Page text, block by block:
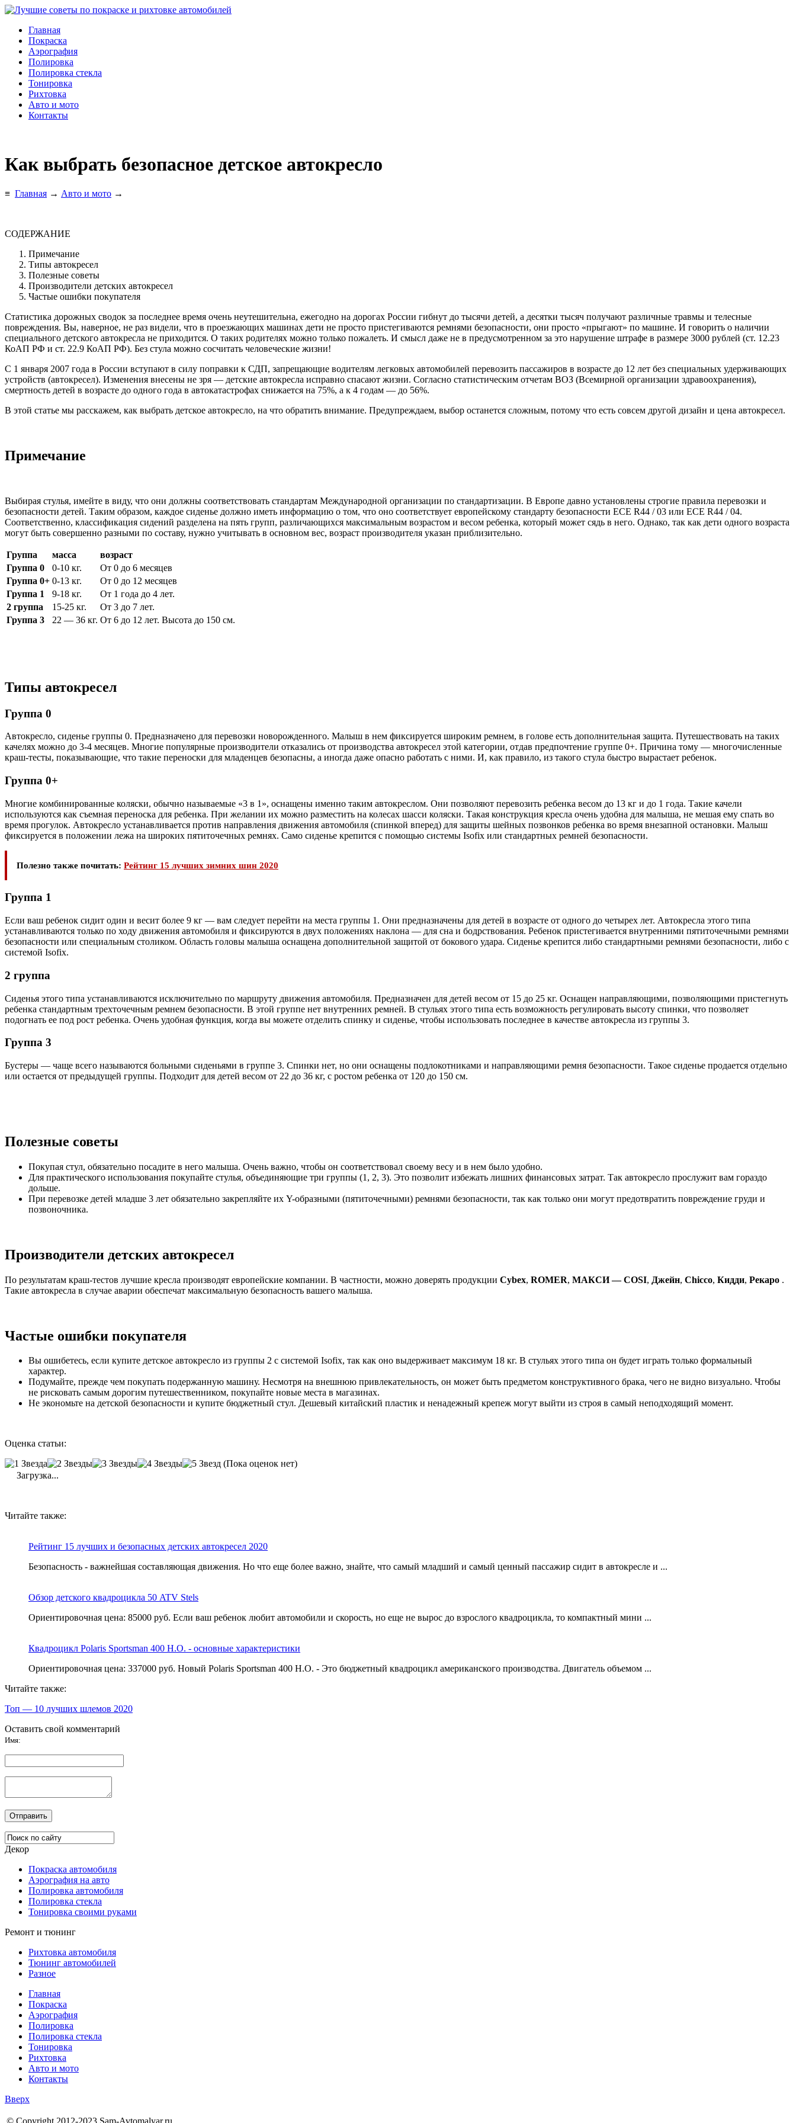
Главная
Покраска
Аэрография
Полировка
Полировка стекла
Тонировка
Рихтовка
Авто и мото
Контакты
Как выбрать безопасное детское автокресло
≡ Главная → Авто и мото →
СОДЕРЖАНИЕ
Примечание
Типы автокресел
Полезные советы
Производители детских автокресел
Частые ошибки покупателя
Статистика дорожных сводок за последнее время очень неутешительна, ежегодно на дорогах России гибнут до тысячи детей, а десятки тысяч получают различные травмы и телесные
повреждения. Вы, наверное, не раз видели, что в проезжающих машинах дети не просто пристегиваются ремнями безопасности, они просто «прыгают» по машине. И говорить о наличии
специального детского автокресла не приходится. О таких родителях можно только пожалеть. И смысл даже не в предусмотренном за это нарушение штрафе в размере 3000 рублей (ст. 12.23
КоАП РФ и ст. 22.9 КоАП РФ). Без стула можно сосчитать человеческие жизни!
С 1 января 2007 года в России вступают в силу поправки к СДП, запрещающие водителям легковых автомобилей перевозить пассажиров в возрасте до 12 лет без специальных удерживающих
устройств (автокресел). Изменения внесены не зря — детские автокресла исправно спасают жизни. Согласно статистическим отчетам ВОЗ (Всемирной организации здравоохранения),
смертность детей в возрасте до одного года в автокатастрофах снижается на 75%, а к 4 годам — ​​до 56%.
В этой статье мы расскажем, как выбрать детское автокресло, на что обратить внимание. Предупреждаем, выбор останется сложным, потому что есть совсем другой дизайн и цена автокресел.
Примечание
Выбирая стулья, имейте в виду, что они должны соответствовать стандартам Международной организации по стандартизации. В Европе давно установлены строгие правила перевозки и
безопасности детей. Таким образом, каждое сиденье должно иметь информацию о том, что оно соответствует европейскому стандарту безопасности ECE R44 / 03 или ECE R44 / 04.
Соответственно, классификация сидений разделена на пять групп, различающихся максимальным возрастом и весом ребенка, который может сядь в него. Однако, так как дети одного возраста
могут быть совершенно разными по составу, нужно учитывать в основном вес, возраст производителя указан приблизительно.
Группа масса
возраст
Группа 0
0-10 кг.
От 0 до 6 месяцев
Группа 0+ 0-13 кг.
От 0 до 12 месяцев
Группа 1
9-18 кг.
От 1 года до 4 лет.
2 группа
15-25 кг.
От 3 до 7 лет.
Группа 3
22 — 36 кг. От 6 до 12 лет. Высота до 150 см.
Типы автокресел
Группа 0
Автокресло, сиденье группы 0. Предназначено для перевозки новорожденного. Малыш в нем фиксируется широким ремнем, в голове есть дополнительная защита. Путешествовать на таких
качелях можно до 3-4 месяцев. Многие популярные производители отказались от производства автокресел этой категории, отдав предпочтение группе 0+. Причина тому — многочисленные
краш-тесты, показывающие, что такие переноски для младенцев безопасны, а иногда даже опасно работать с ними. И, как правило, из такого стула быстро вырастает ребенок.
Группа 0+
Многие комбинированные коляски, обычно называемые «3 в 1», оснащены именно таким автокреслом. Они позволяют перевозить ребенка весом до 13 кг и до 1 года. Такие качели
используются как съемная переноска для ребенка. При желании их можно разместить на колесах шасси коляски. Такая конструкция кресла очень удобна для малыша, не мешая ему спать во
время прогулок. Автокресло устанавливается против направления движения автомобиля (спинкой вперед) для защиты шейных позвонков ребенка во время внезапной остановки. Малыш
фиксируется в положении лежа на широких пятиточечных ремнях. Само сиденье крепится с помощью системы Isofix или стандартных ремней безопасности.
Полезно также почитать: Рейтинг 15 лучших зимних шин 2020
Группа 1
Если ваш ребенок сидит один и весит более 9 кг — вам следует перейти на места группы 1. Они предназначены для детей в возрасте от одного до четырех лет. Автокресла этого типа
устанавливаются только по ходу движения автомобиля и фиксируются в двух положениях наклона — для сна и бодрствования. Ребенок пристегивается внутренними пятиточечными ремнями
безопасности или специальным столиком. Область головы малыша оснащена дополнительной защитой от бокового удара. Сиденье крепится либо стандартными ремнями безопасности, либо с
системой Isofix.
2 группа
Сиденья этого типа устанавливаются исключительно по маршруту движения автомобиля. Предназначен для детей весом от 15 до 25 кг. Оснащен направляющими, позволяющими пристегнуть
ребенка стандартным трехточечным ремнем безопасности. В этой группе нет внутренних ремней. В стульях этого типа есть возможность регулировать высоту спинки, что позволяет
подогнать ее под рост ребенка. Очень удобная функция, когда вы можете отделить спинку и сиденье, чтобы использовать последнее в качестве автокресла из группы 3.
Группа 3
Бустеры — чаще всего называются больными сиденьями в группе 3. Спинки нет, но они оснащены подлокотниками и направляющими ремня безопасности. Такое сиденье продается отдельно
или остается от предыдущей группы. Подходит для детей весом от 22 до 36 кг, с ростом ребенка от 120 до 150 см.
Полезные советы
Покупая стул, обязательно посадите в него малыша. Очень важно, чтобы он соответствовал своему весу и в нем было удобно.
Для практического использования покупайте стулья, объединяющие три группы (1, 2, 3). Это позволит избежать лишних финансовых затрат. Так автокресло прослужит вам гораздо
дольше.
При перевозке детей младше 3 лет обязательно закрепляйте их Y-образными (пятиточечными) ремнями безопасности, так как только они могут предотвратить повреждение груди и
позвоночника.
Производители детских автокресел
По результатам краш-тестов лучшие кресла производят европейские компании. В частности, можно доверять продукции Cybex, ROMER, МАКСИ — COSI, Джейн, Chicco, Кидди, Рекаро .
Такие автокресла в случае аварии обеспечат максимальную безопасность вашего малыша.
Частые ошибки покупателя
Вы ошибетесь, если купите детское автокресло из группы 2 с системой Isofix, так как оно выдерживает максимум 18 кг. В стульях этого типа он будет играть только формальный
характер.
Подумайте, прежде чем покупать подержанную машину. Несмотря на внешнюю привлекательность, он может быть предметом конструктивного брака, чего не видно визуально. Чтобы
не рисковать самым дорогим путешественником, покупайте новые места в магазинах.
Не экономьте на детской безопасности и купите бюджетный стул. Дешевый китайский пластик и ненадежный крепеж могут выйти из строя в самый неподходящий момент.
Оценка статьи:
(Пока оценок нет)
Загрузка...
Читайте также:
Рейтинг 15 лучших и безопасных детских автокресел 2020
Безопасность - важнейшая составляющая движения. Но что еще более важно, знайте, что самый младший и самый ценный пассажир сидит в автокресле и ...
Обзор детского квадроцикла 50 ATV Stels
Ориентировочная цена: 85000 руб. Если ваш ребенок любит автомобили и скорость, но еще не вырос до взрослого квадроцикла, то компактный мини ...
Квадроцикл Polaris Sportsman 400 H.O. - основные характеристики
Ориентировочная цена: 337000 руб. Новый Polaris Sportsman 400 H.O. - Это бюджетный квадроцикл американского производства. Двигатель объемом ...
Читайте также:
Топ — 10 лучших шлемов 2020
Оставить свой комментарий
Имя:
Декор
Покраска автомобиля
Аэрография на авто
Полировка автомобиля
Полировка стекла
Тонировка своими руками
Ремонт и тюнинг
Рихтовка автомобиля
Тюнинг автомобилей
Разное
Главная
Покраска
Аэрография
Полировка
Полировка стекла
Тонировка
Рихтовка
Авто и мото
Контакты
Вверх